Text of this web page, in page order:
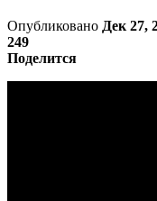
Опубликовано Дек 27,
249
Поделится